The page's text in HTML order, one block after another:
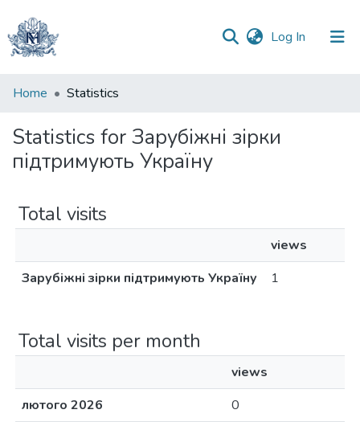
Log In (current)
Communities
Collections
All of DSpace
Home Statistics
Statistics for Зарубіжні зірки
підтримують Україну
Total visits
views
Зарубіжні зірки підтримують Україну
1
Total visits per month
views
лютого 2026
0